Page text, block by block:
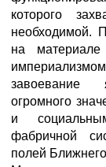
которого
необходимой.
на
завоевание
огромного
и
фабричной
полей